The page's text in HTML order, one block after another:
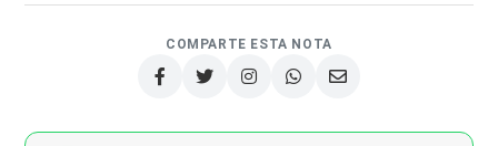
COMPARTE ESTA NOTA